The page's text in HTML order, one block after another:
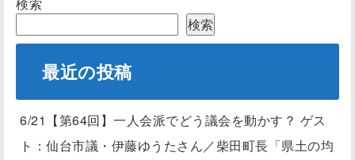
検索
最近の投稿
6/21【第64回】一人会派でどう議会を動かす？ ゲス
ト：仙台市議・伊藤ゆうたさん／柴田町長「県土の均